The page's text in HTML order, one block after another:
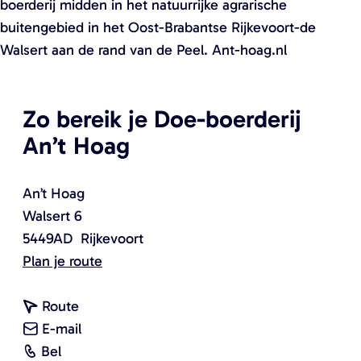
boerderij midden in het natuurrijke agrarische
buitengebied in het Oost-Brabantse Rijkevoort-de
Walsert aan de rand van de Peel. Ant-hoag.nl
Zo bereik je Doe-boerderij
An’t Hoag
An’t Hoag
Walsert 6
5449AD Rijkevoort
Plan je routen
Routen
a
E-mailn
BelD